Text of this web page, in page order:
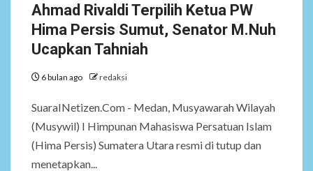
Ahmad Rivaldi Terpilih Ketua PW
Hima Persis Sumut, Senator M.Nuh
Ucapkan Tahniah
6 bulan ago redaksi
SuaraINetizen.Com - Medan, Musyawarah Wilayah
(Musywil) I Himpunan Mahasiswa Persatuan Islam
(Hima Persis) Sumatera Utara resmi di tutup dan
menetapkan...
Satgas Yonarmed
13/Nanggala Distribusikan
4.000 Liter Air Bersih Gratis
di Desa Pesayah
7
Siaga Karhutla, APAR hingga
Water Cannon Disiapkan
Hadapi Musim Kemarau,
Kapolres Kudus: Jangan